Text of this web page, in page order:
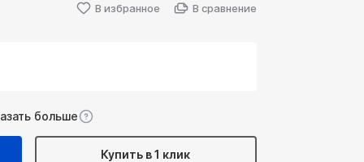
В избранное В сравнение
больше
Купить в 1 клик